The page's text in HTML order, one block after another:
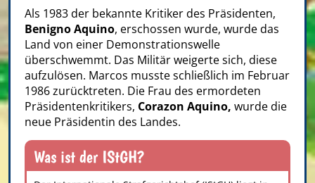
Als 1983 der bekannte Kritiker des Präsidenten,
Benigno Aquino, erschossen wurde, wurde das
Land von einer Demonstrationswelle
überschwemmt. Das Militär weigerte sich, diese
aufzulösen. Marcos musste schließlich im Februar
1986 zurücktreten. Die Frau des ermordeten
Präsidentenkritikers, Corazon Aquino, wurde die
neue Präsidentin des Landes.
Was ist der IStGH?